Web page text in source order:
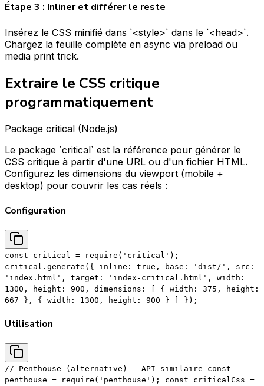
Étape 3 : Inliner et différer le reste
Insérez le CSS minifié dans `<style>` dans le `<head>`.
Chargez la feuille complète en async via preload ou
media print trick.
Extraire le CSS critique
programmatiquement
Package critical (Node.js)
Le package `critical` est la référence pour générer le
CSS critique à partir d'une URL ou d'un fichier HTML.
Configurez les dimensions du viewport (mobile +
desktop) pour couvrir les cas réels :
Configuration
const critical = require('critical');
critical.generate({ inline: true, base: 'dist/', src:
'index.html', target: 'index-critical.html', width:
1300, height: 900, dimensions: [ { width: 375, height:
667 }, { width: 1300, height: 900 } ] });
Utilisation
// Penthouse (alternative) — API similaire const
penthouse = require('penthouse'); const criticalCss =